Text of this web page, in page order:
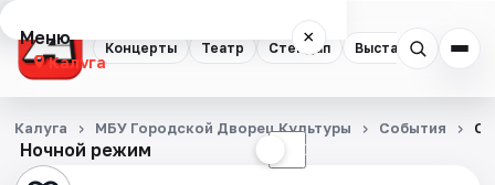
Концерты Театр Стендап Выставки Спорт
Меню ×
Калуга
Концерты
Театр
Ночной режим ☾
Калуга МБУ Городской Дворец Культуры События